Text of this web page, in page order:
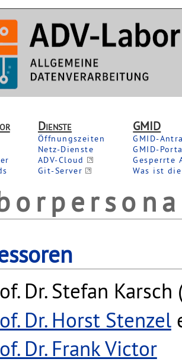
Dienste
Öffnungszeiten
Netz-Dienste
ADV-Cloud
Git-Server
GMID
GMID-
GMID-
Gesperrte
Was ist
Dr. Stefan
Dr. Horst Stenzel
Dr. Frank Victor